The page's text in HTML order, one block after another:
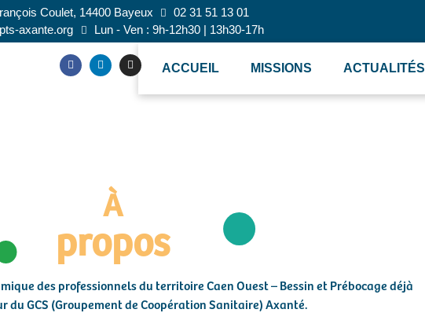
Coulet, 14400 Bayeux
02 31 51 13 01
axante.org
Lun - Ven : 9h-12h30 | 13h30-17h
ACCUEIL MISSIONS ACTUALITÉS
À
propos
des professionnels du territoire Caen Ouest – Bessin et Prébocage déjà
du GCS (Groupement de Coopération Sanitaire) Axanté.